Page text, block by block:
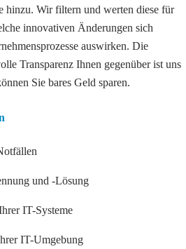
hinzu. Wir filtern und werten diese für
innovativen Änderungen sich
auswirken. Die
Transparenz Ihnen gegenüber ist uns
Sie bares Geld sparen.
und -Lösung
IT-Systeme
IT-Umgebung